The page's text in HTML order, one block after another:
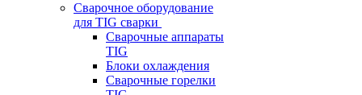
Сварочное оборудование
для TIG сварки
Сварочные аппараты
TIG
Блоки охлаждения
Сварочные горелки